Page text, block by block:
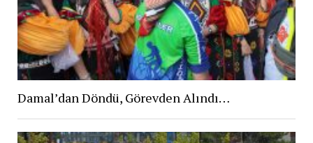
Damal’dan Döndü, Görevden Alındı…